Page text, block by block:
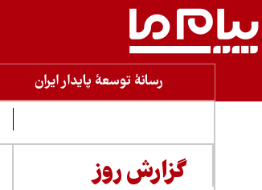
رسانۀ توسعۀ پایدار ایران
گزارش روز